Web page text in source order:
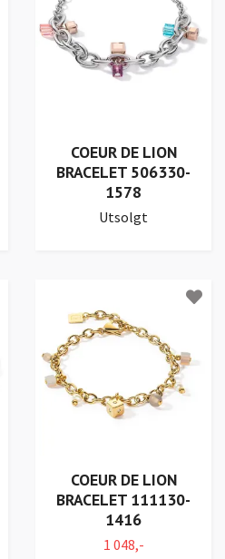
COEUR DE LION
BRACELET 506330-
1578
Utsolgt
COEUR DE LION
BRACELET 111130-
1416
1 048,-